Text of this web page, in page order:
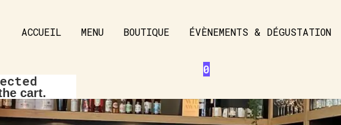
ACCUEIL MENU BOUTIQUE ÉVÈNEMENTS & DÉGUSTATION
0
cart.